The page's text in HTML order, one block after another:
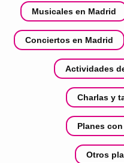
Musicales en Madrid
Conciertos en Madrid
Actividades
Charlas y
Planes
Otros